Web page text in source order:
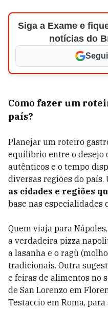
Siga a Exame e
notícias do
Como fazer um
país?
Planejar um roteiro
equilíbrio entre o desejo
autênticos e o tempo
diversas regiões do país.
as cidades e regiões
base nas especialidades
Quem viaja para
a verdadeira pizza
a lasanha e o ragù
tradicionais. Outra
e feiras de alimentos no
de San Lorenzo em
Testaccio em Roma,